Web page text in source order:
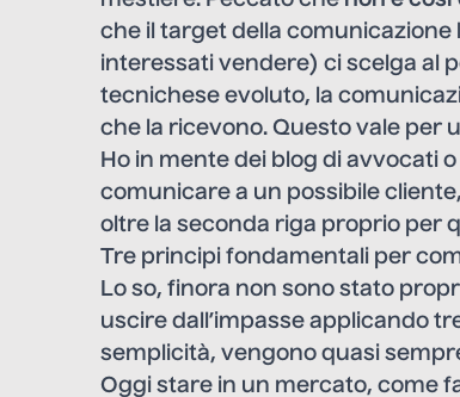
che il target della comunicazione
interessati vendere) ci scelga al
tecnichese evoluto, la
che la ricevono. Questo vale per
Ho in mente dei blog di avvocati
comunicare a un possibile
oltre la seconda riga proprio per
Tre principi fondamentali per
Lo so, finora non sono stato
uscire dall’impasse applicando
semplicità, vengono quasi
Oggi stare in un mercato, come